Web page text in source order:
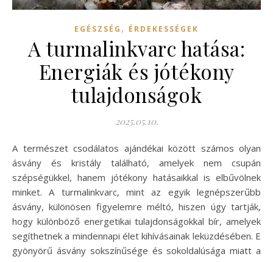
EGÉSZSÉG , ÉRDEKESSÉGEK
A turmalinkvarc hatása:
Energiák és jótékony
tulajdonságok
2025.05.10.
A természet csodálatos ajándékai között számos olyan
ásvány és kristály található, amelyek nem csupán
szépségükkel, hanem jótékony hatásaikkal is elbűvölnek
minket. A turmalinkvarc, mint az egyik legnépszerűbb
ásvány, különösen figyelemre méltó, hiszen úgy tartják,
hogy különböző energetikai tulajdonságokkal bír, amelyek
segíthetnek a mindennapi élet kihívásainak leküzdésében. E
gyönyörű ásvány sokszínűsége és sokoldalúsága miatt a